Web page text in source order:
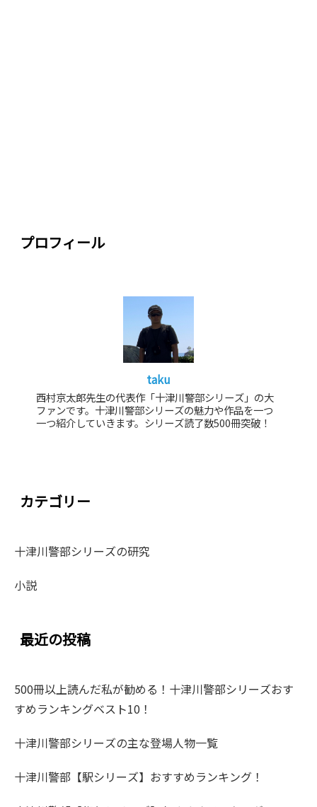
プロフィール
taku
西村京太郎先生の代表作「十津川警部シリーズ」の大
ファンです。十津川警部シリーズの魅力や作品を一つ
一つ紹介していきます。シリーズ読了数500冊突破！
カテゴリー
十津川警部シリーズの研究
小説
最近の投稿
500冊以上読んだ私が勧める！十津川警部シリーズおす
すめランキングベスト10！
十津川警部シリーズの主な登場人物一覧
十津川警部【駅シリーズ】おすすめランキング！